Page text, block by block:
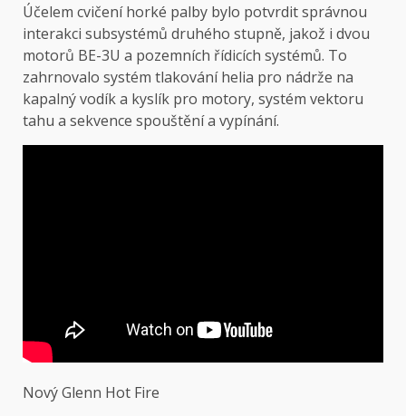
Účelem cvičení horké palby bylo potvrdit správnou
interakci subsystémů druhého stupně, jakož i dvou
motorů BE-3U a pozemních řídicích systémů. To
zahrnovalo systém tlakování helia pro nádrže na
kapalný vodík a kyslík pro motory, systém vektoru
tahu a sekvence spouštění a vypínání.
Nový Glenn Hot Fire